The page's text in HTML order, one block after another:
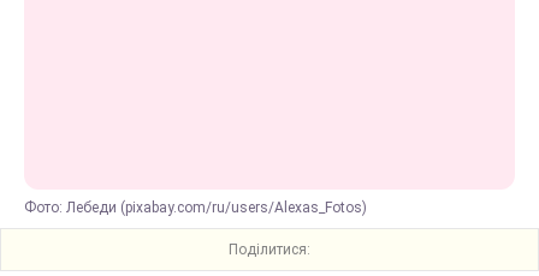
Фото: Лебеди (pixabay.com/ru/users/Alexas_Fotos)
Поділитися: